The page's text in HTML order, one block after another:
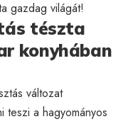
gazdag világát!
tészta
konyhában
változat
teszi a hagyományos